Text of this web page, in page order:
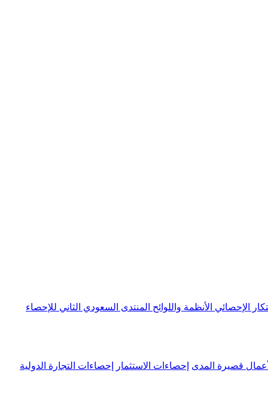
الإحصائي الأنظمة واللوائح المنتدى السعودي الثاني للإحصاء
قصيرة المدى إحصاءات الاستثمار إحصاءات التجارة الدولية